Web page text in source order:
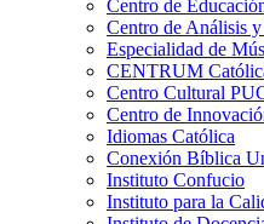
Centro de
Centro de Análisis
Especialidad de
CENTRUM
Centro Cultural
Centro de
Idiomas Católica
Conexión Bíblica
Instituto Confucio
Instituto para la